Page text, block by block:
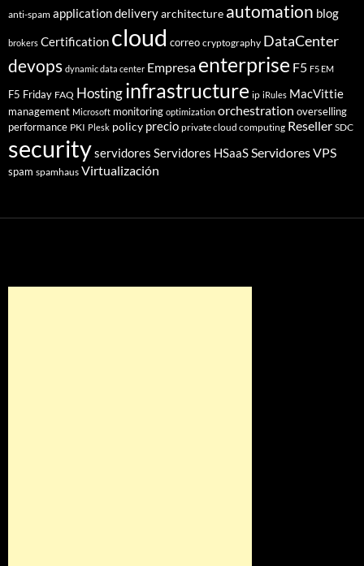
anti-spam application deliveryarchitecture automation blog
brokers Certification cloud correo cryptography DataCenter
devops dynamic data center Empresa enterprise F5 F5 EM
F5 Friday FAQ Hostinginfrastructure ip iRules MacVittie
management Microsoft monitoring optimization orchestration overselling
performance PKI Plesk policy precio private cloud computing Reseller SDC
securityservidores Servidores HSaaSServidores VPS
spam spamhaus Virtualización